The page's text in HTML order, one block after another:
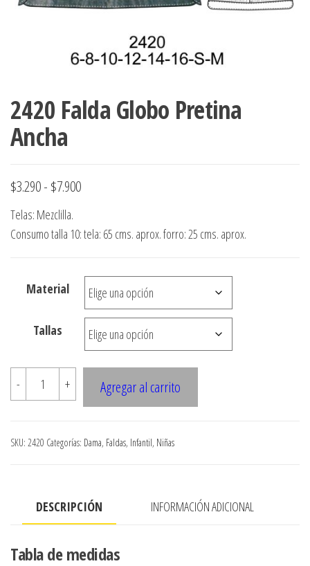
accumark ,
Gerber ,
ropa,
Digitalización
accumark,
Accumark
2420 Falda Globo Pretina
Ancha
$3.290- $7.900Rango
precios:
$3.290
hasta
$7.900
Telas: Mezclilla.
Consumo talla 10: tela: 65 cms. aprox. forro: 25 cms. aprox.
Material
Tallas
-
2420
Falda
Pretina
+ Agregar al carrito
SKU: 2420 Categorías: Dama, Faldas, Infantil, Niñas
DESCRIPCIÓN INFORMACIÓN ADICIONAL
Tabla de medidas